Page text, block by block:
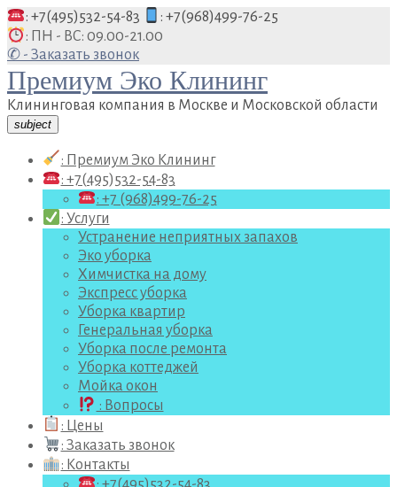
Перейти
к
содержанию
: +7(495)532-54-83
: +7(968)499-76-25
: ПН - ВС: 09.00-21.00
✆ - Заказать звонок
Премиум Эко Клининг
Клининговая компания в Москве и Московской области
subject
: Премиум Эко Клининг
: +7(495)532-54-83
: +7 (968)499-76-25
: Услуги
Устранение неприятных запахов
Эко уборка
Химчистка на дому
Экспресс уборка
Уборка квартир
Генеральная уборка
Уборка после ремонта
Уборка коттеджей
Мойка окон
: Вопросы
: Цены
: Заказать звонок
: Контакты